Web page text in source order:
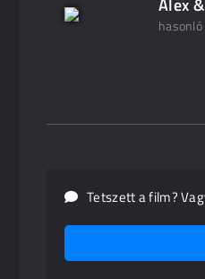
Alex
Tetszett a film?